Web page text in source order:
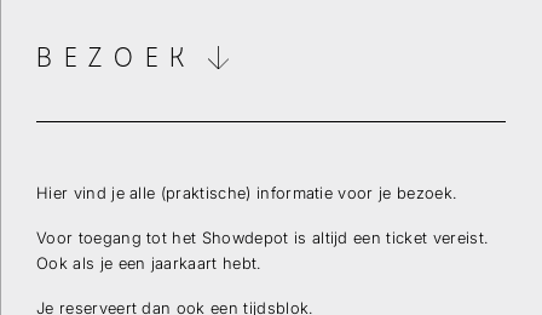
BEZOEK
Hier vind je alle (praktische) informatie voor je bezoek.
Voor toegang tot het Showdepot is altijd een ticket vereist.
Ook als je een jaarkaart hebt.
Je reserveert dan ook een tijdsblok.